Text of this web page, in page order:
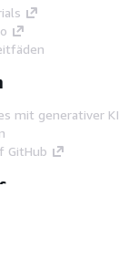
mit generativer KI
GitHub